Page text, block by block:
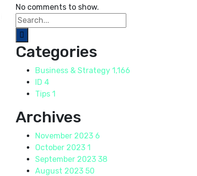
No comments to show.
Categories
Business & Strategy 1,166
ID 4
Tips 1
Archives
November 2023 6
October 2023 1
September 2023 38
August 2023 50